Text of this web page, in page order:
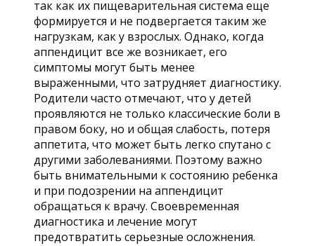
так как их пищеварительная система еще
формируется и не подвергается таким же
нагрузкам, как у взрослых. Однако, когда
аппендицит все же возникает, его
симптомы могут быть менее
выраженными, что затрудняет диагностику.
Родители часто отмечают, что у детей
проявляются не только классические боли в
правом боку, но и общая слабость, потеря
аппетита, что может быть легко спутано с
другими заболеваниями. Поэтому важно
быть внимательными к состоянию ребенка
и при подозрении на аппендицит
обращаться к врачу. Своевременная
диагностика и лечение могут
предотвратить серьезные осложнения.